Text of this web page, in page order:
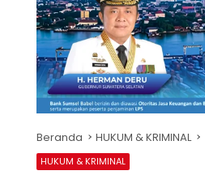
Beranda HUKUM & KRIMINAL
HUKUM & KRIMINAL